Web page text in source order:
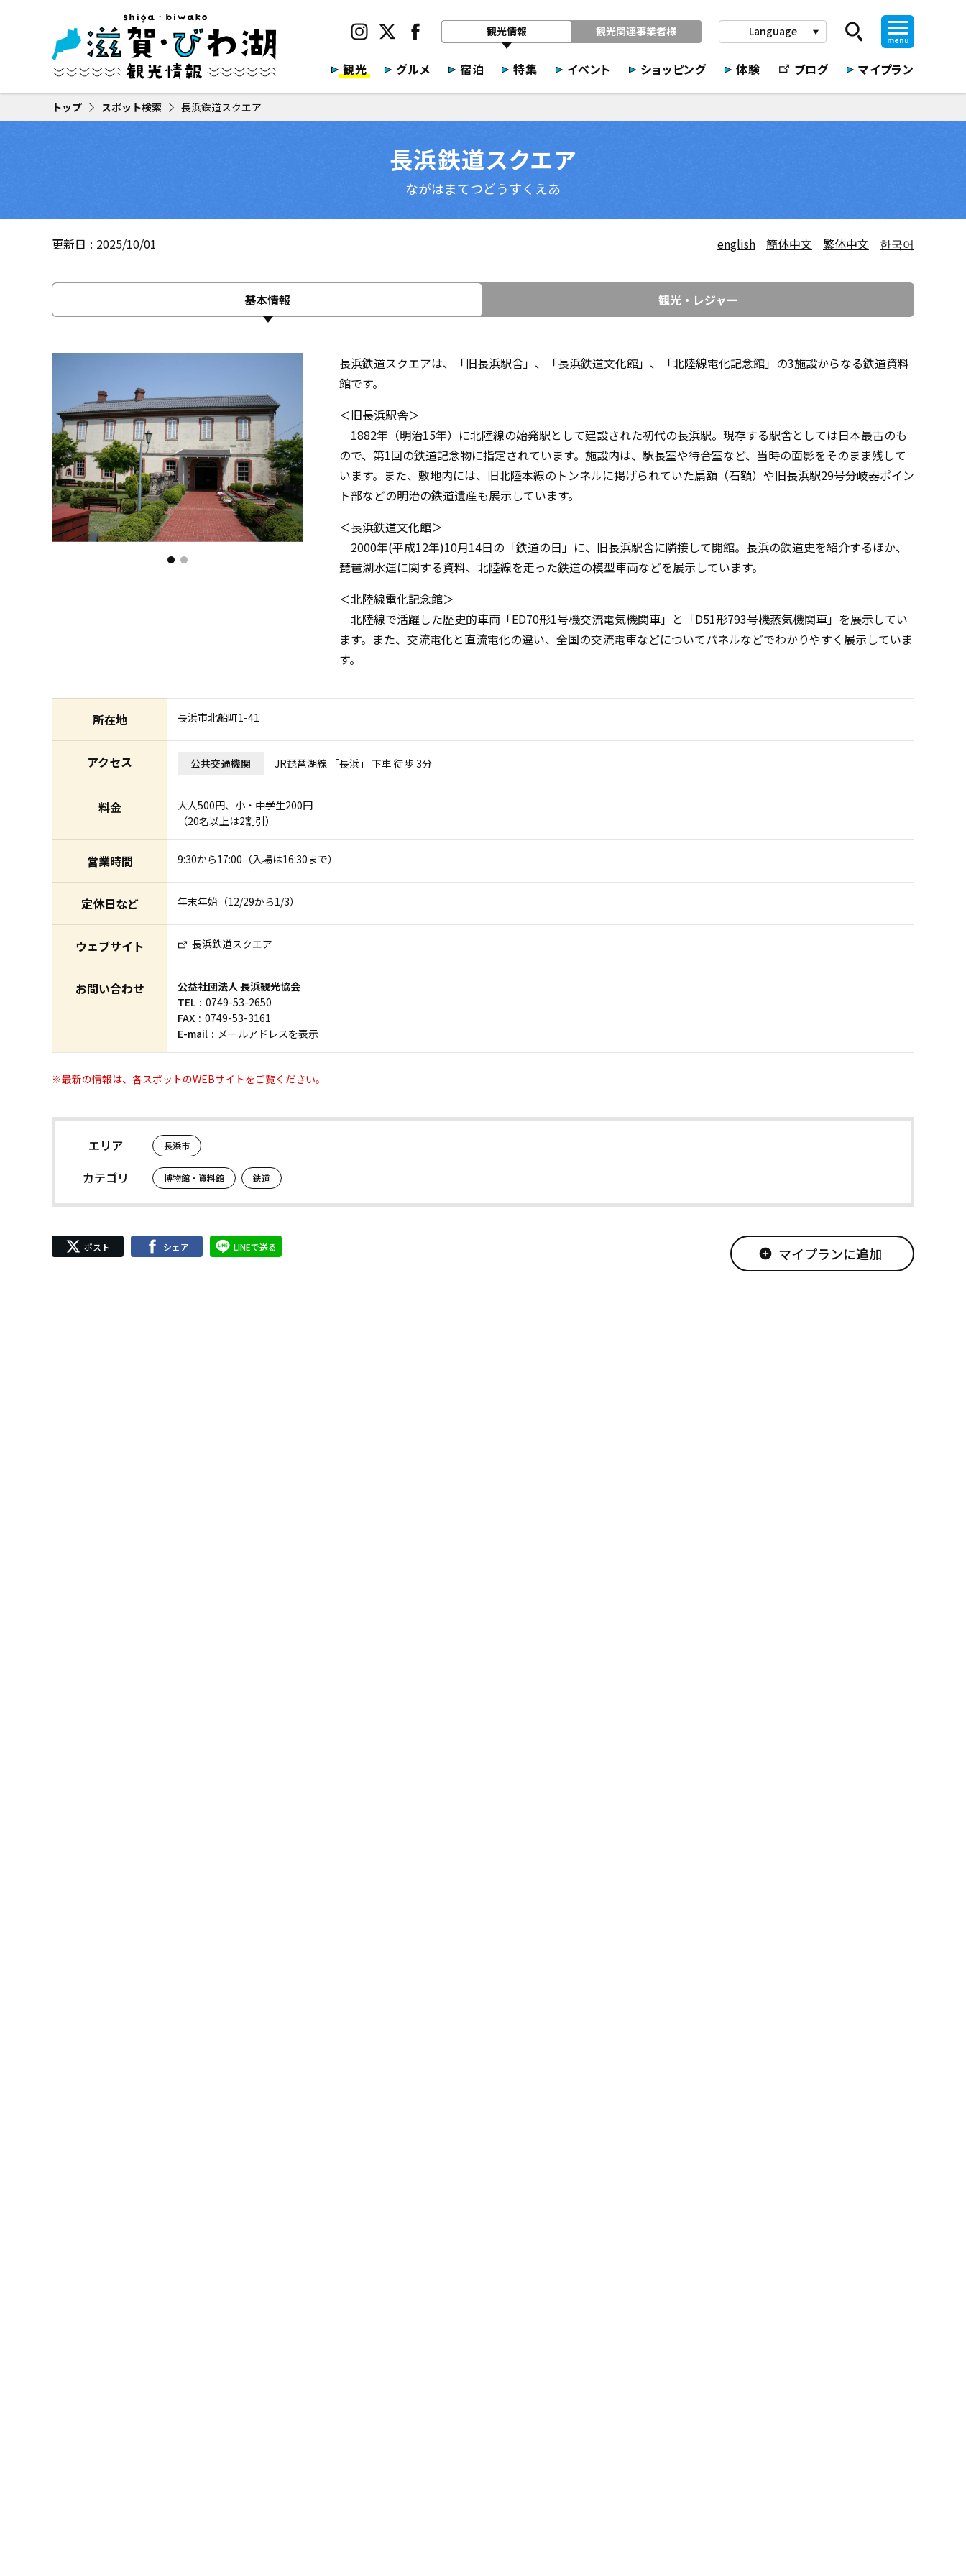
観光情報 観光関連事業者様 Language play_arrow
menu
観光 グルメ 宿泊 特集 イベント ショッピング 体験 ブログ マイプラン
トップ スポット検索 長浜鉄道スクエア
長浜鉄道スクエア
ながはまてつどうすくえあ
更新日 2025/10/01 english 簡体中文 繁体中文 한국어
基本情報 観光・レジャー
長浜鉄道スクエアは、「旧長浜駅舎」、「長浜鉄道文化館」、「北陸線電化記念館」の3施設からなる鉄道資料
館です。
＜旧長浜駅舎＞
1882年（明治15年）に北陸線の始発駅として建設された初代の長浜駅。現存する駅舎としては日本最古のも
ので、第1回の鉄道記念物に指定されています。施設内は、駅長室や待合室など、当時の面影をそのまま残して
います。また、敷地内には、旧北陸本線のトンネルに掲げられていた扁額（石額）や旧長浜駅29号分岐器ポイン
ト部などの明治の鉄道遺産も展示しています。
＜長浜鉄道文化館＞
2000年(平成12年)10月14日の「鉄道の日」に、旧長浜駅舎に隣接して開館。長浜の鉄道史を紹介するほか、
琵琶湖水運に関する資料、北陸線を走った鉄道の模型車両などを展示しています。
＜北陸線電化記念館＞
北陸線で活躍した歴史的車両「ED70形1号機交流電気機関車」と「D51形793号機蒸気機関車」を展示してい
ます。また、交流電化と直流電化の違い、全国の交流電車などについてパネルなどでわかりやすく展示していま
す。
所在地 長浜市北船町1-41
アクセス 公共交通機関 JR琵琶湖線 「長浜」 下車 徒歩 3分
料金
大人500円、小・中学生200円
（20名以上は2割引）
営業時間 9:30から17:00（入場は16:30まで）
定休日など 年末年始（12/29から1/3）
ウェブサイト 長浜鉄道スクエア
お問い合わせ
公益社団法人 長浜観光協会
TEL
0749-53-2650
FAX
0749-53-3161
E-mail
メールアドレスを表示
※最新の情報は、各スポットのWEBサイトをご覧ください。
エリア 長浜市
カテゴリ 博物館・資料館 鉄道
ポスト シェア LINEで送る add_circle マイプランに追加